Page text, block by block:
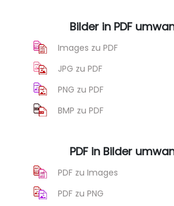
Bilder in PDF
Images zu PDF
JPG zu PDF
PNG zu PDF
BMP zu PDF
PDF in Bilder
PDF zu Images
PDF zu PNG